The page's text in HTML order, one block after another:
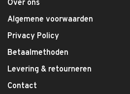
Over ons
Algemene voorwaarden
Privacy Policy
Betaalmethoden
Levering & retourneren
Contact